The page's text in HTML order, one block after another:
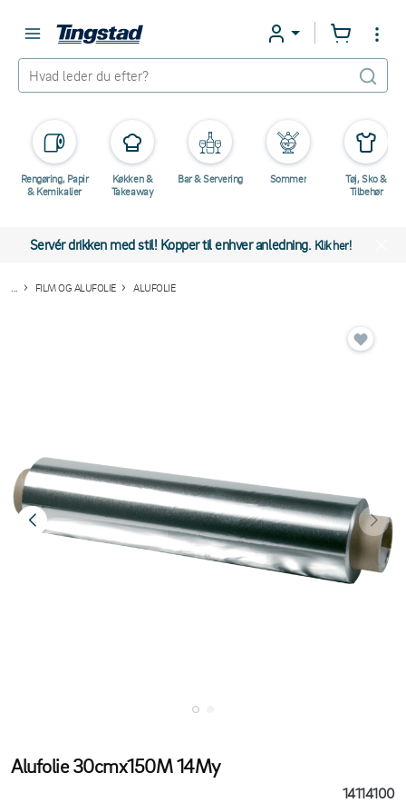
Rengøring, Papir
& Kemikalier
Køkken &
Takeaway
Bar & Servering Sommer
Tøj, Sko &
Tilbehør
Servér drikken med stil! Kopper til enhver anledning. Klik her!
FILM OG ALUFOLIE ALUFOLIE
Alufolie 30cmx150M 14My
14114100